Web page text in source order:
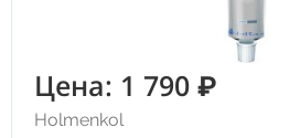
Цена: 1 790 ₽
Holmenkol